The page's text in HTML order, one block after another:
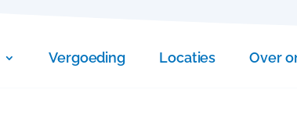
Vergoeding Locaties Over